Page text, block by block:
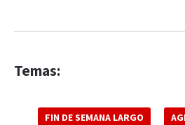
Temas:
FIN DE SEMANA LARGO